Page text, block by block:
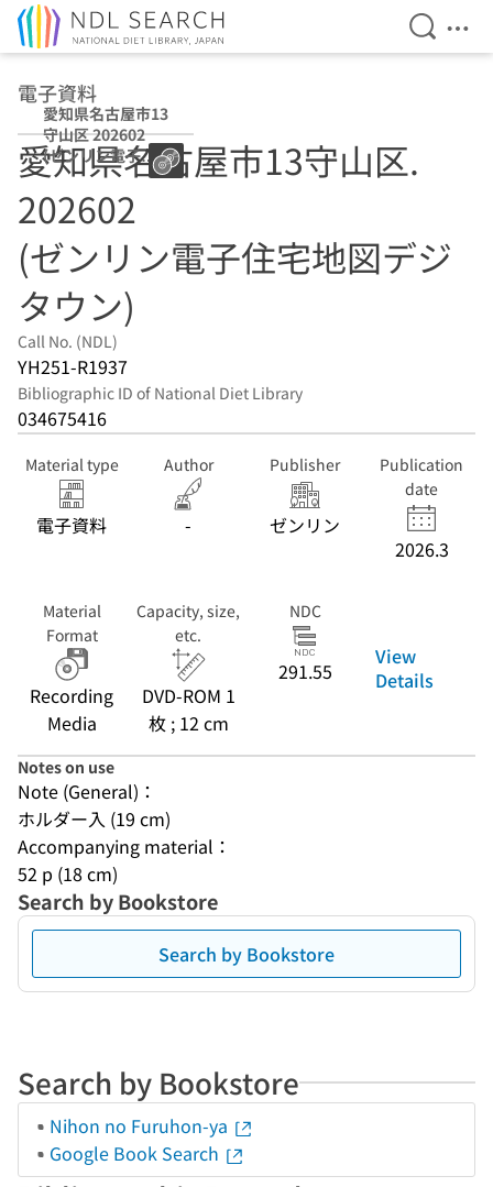
Open
電子資料
愛知県名古屋市13
守山区 202602
(ゼンリン電子住
宅地図デジタウ
ン)
愛知県名古屋市13守山区.
202602
(ゼンリン電子住宅地図デジ
タウン)
Call No. (NDL)
YH251-R1937
Bibliographic ID of National Diet Library
034675416
Material type
電子資料
Author
-
Publisher
ゼンリン
Publication
date
2026.3
Material
Format
Recording
Media
Capacity, size,
etc.
DVD-ROM 1
枚 ; 12 cm
NDC
291.55
View
Details
Notes on use
Note (General)：
ホルダー入 (19 cm)
Accompanying material：
52 p (18 cm)
Search by Bookstore
Search by Bookstore
Search by Bookstore
Nihon no Furuhon-ya
Google Book Search